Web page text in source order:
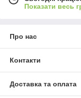
Показати весь
Про нас
Контакти
Доставка та оплата